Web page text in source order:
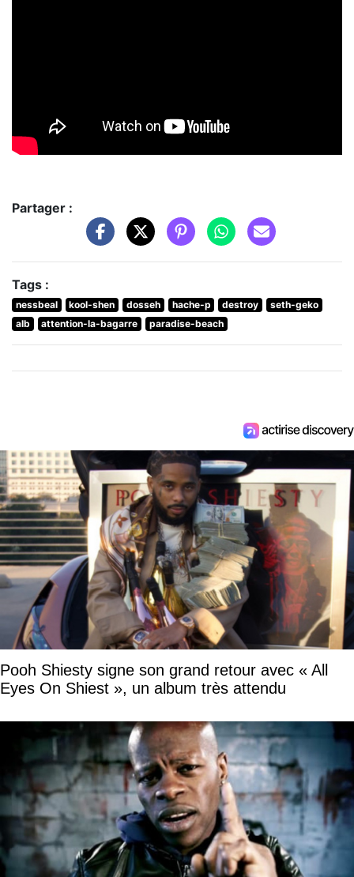
Partager :
Tags :
nessbeal kool-shen dosseh hache-p destroy
seth-geko
alb
attention-la-bagarre paradise-beach
Pooh Shiesty signe son grand retour avec « All
Eyes On Shiest », un album très attendu